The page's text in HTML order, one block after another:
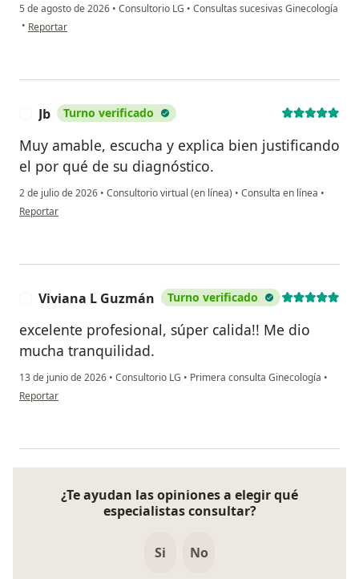
5 de agosto de 2026 • Consultorio LG • Consultas sucesivas Ginecología
• en opinión del usuario J. F
Reportar
Jb Turno verificado
Muy amable, escucha y explica bien justificando
el por qué de su diagnóstico.
2 de julio de 2026 • Consultorio virtual (en línea) • Consulta en línea •
en opinión del usuario Jb
Reportar
Viviana L Guzmán Turno verificado
excelente profesional, súper calida!! Me dio
mucha tranquilidad.
13 de junio de 2026 • Consultorio LG • Primera consulta Ginecología •
en opinión del usuario Viviana L Guzmán
Reportar
¿Te ayudan las opiniones a elegir qué
especialistas consultar?
Si No